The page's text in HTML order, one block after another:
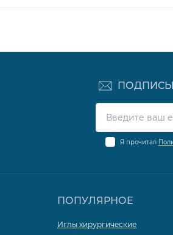
Я прочитал
ПОПУЛЯРНОЕ
Иглы хирургические